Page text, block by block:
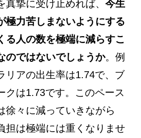
真摯に受け止めれば、 今生
極力苦しまないようにする
る人の数を極端に減らすこ
のではないでしょうか。例
リアの出生率は1.74で、ブ
クは1.73です。このペース
徐々に減っていきながら
担は極端には重くなりませ